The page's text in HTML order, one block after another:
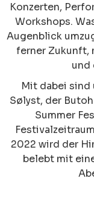
Konzerten,
Workshops.
Augenblick
ferner Zukunft,
und
Mit dabei sind
Sølyst, der
Summer
2022 wird der
belebt mit